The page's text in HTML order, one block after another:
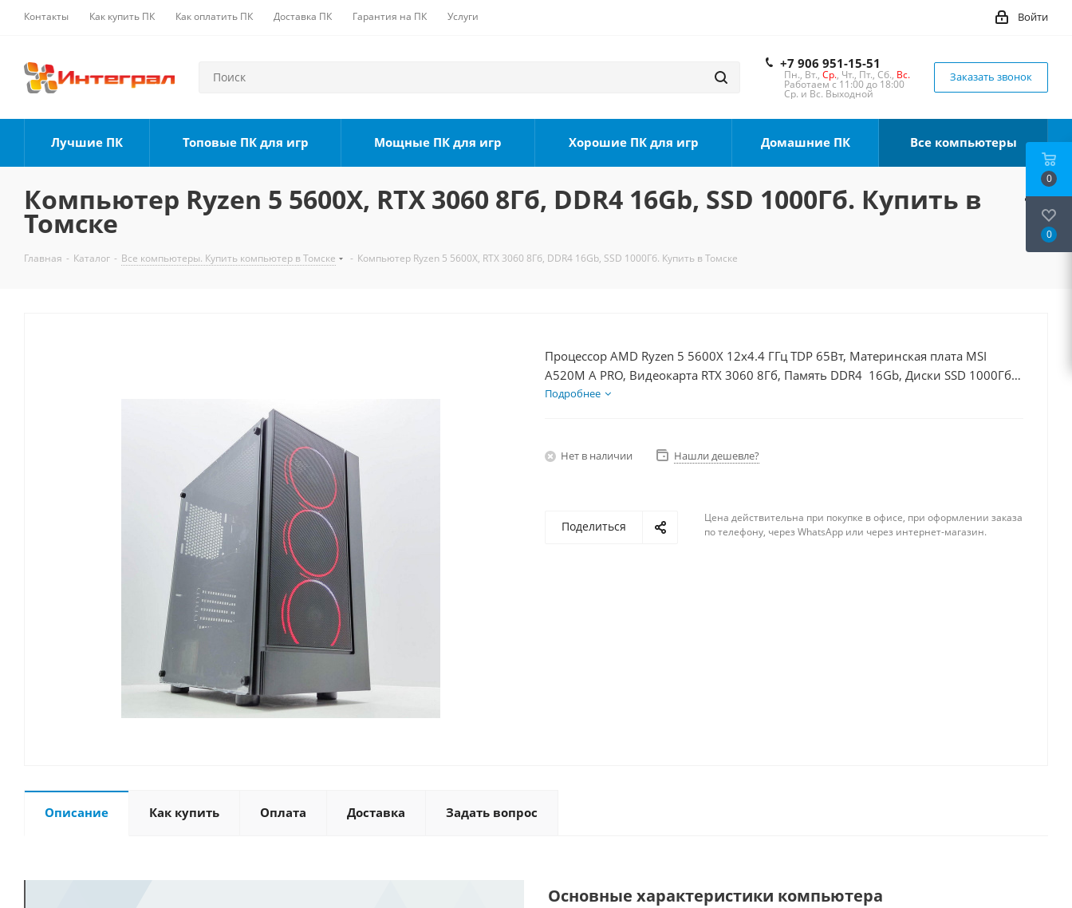
Контакты Как купить ПК Как оплатить ПК Доставка ПК Гарантия на ПК Услуги Войти
+7 906 951-15-51
Пн., Вт., Ср., Чт., Пт., Сб., Вс.
Работаем с 11:00 до 18:00
Ср. и Вс. Выходной
Заказать звонок
Лучшие ПК Топовые ПК для игр Мощные ПК для игр Хорошие ПК для игр Домашние ПК Все компьютеры
Компьютер Ryzen 5 5600X, RTX 3060 8Гб, DDR4 16Gb, SSD 1000Гб. Купить в
Томске
Главная - Каталог - Все компьютеры. Купить компьютер в Томске - Компьютер Ryzen 5 5600X, RTX 3060 8Гб, DDR4 16Gb, SSD 1000Гб. Купить в Томске
Процессор AMD Ryzen 5 5600X 12x4.4 ГГц TDP 65Вт, Материнская плата MSI
A520M A PRO, Видеокарта RTX 3060 8Гб, Память DDR4 16Gb, Диски SSD 1000Гб,
БП 600Вт
Подробнее
Нет в наличии Нашли дешевле?
Поделиться
Цена действительна при покупке в офисе, при оформлении заказа
по телефону, через WhatsApp или через интернет-магазин.
Описание Как купить Оплата Доставка Задать вопрос
Основные характеристики компьютера
0
0